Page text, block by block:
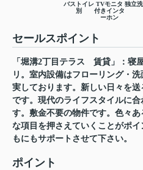
バストイレ
別
TVモニタ
付きインタ
ーホン
独立
セールスポイント
「堀溝2丁目テラス 賃貸」：寝
リ。室内設備はフローリング・
実しております。新しい日々を
です。現代のライフスタイルに
す。敷金不要の物件です。色々
な項目を押さえていくことがポ
もにもサポートさせて下さい。
ポイント